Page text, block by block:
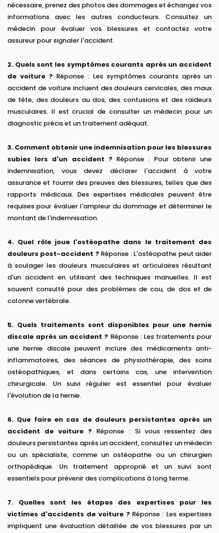
nécessaire, prenez des photos des dommages et échangez vos
informations avec les autres conducteurs. Consultez un
médecin pour évaluer vos blessures et contactez votre
assureur pour signaler l'accident.
2. Quels sont les symptômes courants après un accident
de voiture ? Réponse : Les symptômes courants après un
accident de voiture incluent des douleurs cervicales, des maux
de tête, des douleurs au dos, des contusions et des raideurs
musculaires. Il est crucial de consulter un médecin pour un
diagnostic précis et un traitement adéquat.
3. Comment obtenir une indemnisation pour les blessures
subies lors d'un accident ?Réponse : Pour obtenir une
indemnisation, vous devez déclarer l'accident à votre
assurance et fournir des preuves des blessures, telles que des
rapports médicaux. Des expertises médicales peuvent être
requises pour évaluer l'ampleur du dommage et déterminer le
montant de l'indemnisation.
4. Quel rôle joue l'ostéopathe dans le traitement des
douleurs post-accident ?Réponse : L'ostéopathe peut aider
à soulager les douleurs musculaires et articulaires résultant
d'un accident en utilisant des techniques manuelles. Il est
souvent consulté pour des problèmes de cou, de dos et de
colonne vertébrale.
5. Quels traitements sont disponibles pour une hernie
discale après un accident ? Réponse : Les traitements pour
une hernie discale peuvent inclure des médicaments anti-
inflammatoires, des séances de physiothérapie, des soins
ostéopathiques, et dans certains cas, une intervention
chirurgicale. Un suivi régulier est essentiel pour évaluer
l'évolution de la hernie.
6. Que faire en cas de douleurs persistantes après un
accident de voiture ? Réponse : Si vous ressentez des
douleurs persistantes après un accident, consultez un médecin
ou un spécialiste, comme un ostéopathe ou un chirurgien
orthopédique. Un traitement approprié et un suivi sont
essentiels pour prévenir des complications à long terme.
7. Quelles sont les étapes des expertises pour les
victimes d'accidents de voiture ?Réponse : Les expertises
impliquent une évaluation détaillée de vos blessures par un